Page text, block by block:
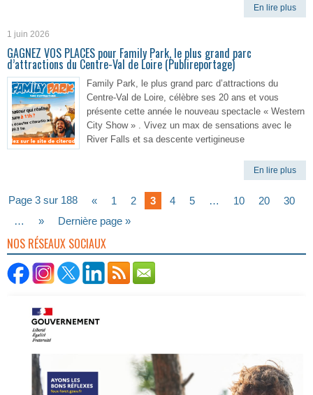
En lire plus
1 juin 2026
GAGNEZ VOS PLACES pour Family Park, le plus grand parc
d’attractions du Centre-Val de Loire (Publireportage)
Family Park, le plus grand parc d’attractions du
Centre-Val de Loire, célèbre ses 20 ans et vous
présente cette année le nouveau spectacle « Western
City Show » . Vivez un max de sensations avec le
River Falls et sa descente vertigineuse
En lire plus
Page 3 sur 188 « 1 2 3 4 5 … 10 20
30
…
» Dernière page »
NOS RÉSEAUX SOCIAUX